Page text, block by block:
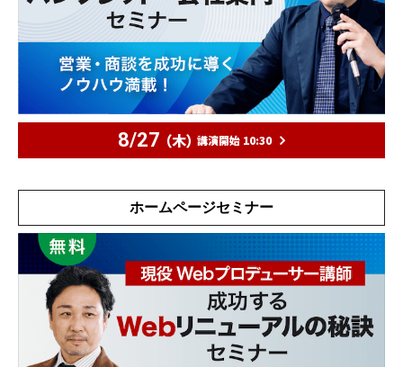
8/27 （木） 講演開始 10:30
ホームページセミナー